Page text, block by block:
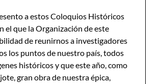
a estos Coloquios Históricos
el que la Organización de este
de reunirnos a investigadores
los puntos de nuestro país, todos
históricos y que este año, como
gran obra de nuestra épica,